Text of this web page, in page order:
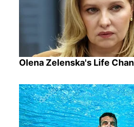
Olena Zelenska's Life